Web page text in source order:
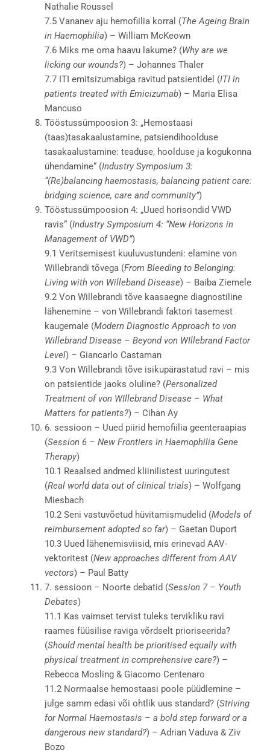
Nathalie Roussel
7.5 Vananev aju hemofiilia korral (The Ageing Brain
in Haemophilia) – William McKeown
7.6 Miks me oma haavu lakume? (Why are we
licking our wounds?) – Johannes Thaler
7.7 ITI emitsizumabiga ravitud patsientidel (ITI in
patients treated with Emicizumab) – Maria Elisa
Mancuso
Tööstussümpoosion 3: „Hemostaasi
(taas)tasakaalustamine, patsiendihoolduse
tasakaalustamine: teaduse, hoolduse ja kogukonna
ühendamine“ (Industry Symposium 3:
“(Re)balancing haemostasis, balancing patient care:
bridging science, care and community”)
Tööstussümpoosion 4: „Uued horisondid VWD
ravis“ (Industry Symposium 4: “New Horizons in
Management of VWD”)
9.1 Veritsemisest kuuluvustundeni: elamine von
Willebrandi tõvega (From Bleeding to Belonging:
Living with von Willeband Disease) – Baiba Ziemele
9.2 Von Willebrandi tõve kaasaegne diagnostiline
lähenemine – von Willebrandi faktori tasemest
kaugemale (Modern Diagnostic Approach to von
Willebrand Disease – Beyond von WIllebrand Factor
Level) – Giancarlo Castaman
9.3 Von Willebrandi tõve isikupärastatud ravi – mis
on patsientide jaoks oluline? (Personalized
Treatment of von WIllebrand Disease – What
Matters for patients?) – Cihan Ay
6. sessioon – Uued piirid hemofiilia geenteraapias
(Session 6 – New Frontiers in Haemophilia Gene
Therapy)
10.1 Reaalsed andmed kliinilistest uuringutest
(Real world data out of clinical trials) – Wolfgang
Miesbach
10.2 Seni vastuvõetud hüvitamismudelid (Models of
reimbursement adopted so far) – Gaetan Duport
10.3 Uued lähenemisviisid, mis erinevad AAV-
vektoritest (New approaches different from AAV
vectors) – Paul Batty
7. sessioon – Noorte debatid (Session 7 – Youth
Debates)
11.1 Kas vaimset tervist tuleks tervikliku ravi
raames füüsilise raviga võrdselt prioriseerida?
(Should mental health be prioritised equally with
physical treatment in comprehensive care?) –
Rebecca Mosling & Giacomo Centenaro
11.2 Normaalse hemostaasi poole püüdlemine –
julge samm edasi või ohtlik uus standard? (Striving
for Normal Haemostasis – a bold step forward or a
dangerous new standard?) – Adrian Vaduva & Ziv
Bozo